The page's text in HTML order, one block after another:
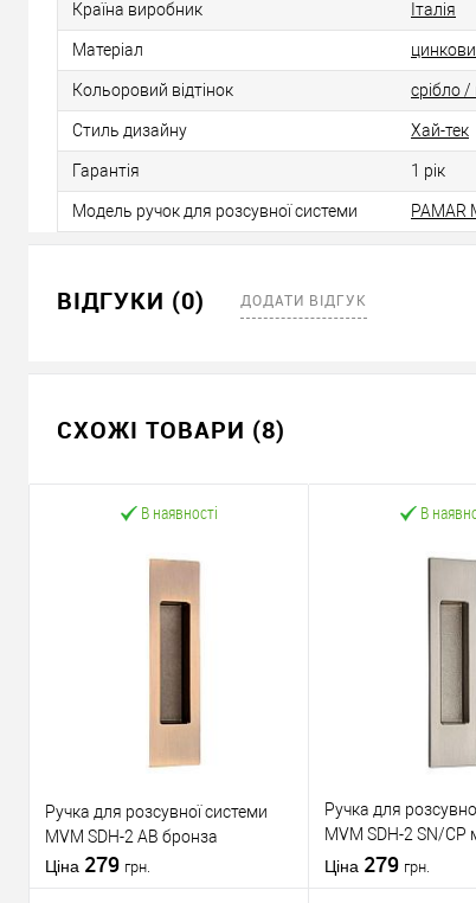
Країна виробник Італія
Матеріал
Кольоровий відтінок срібло /
Стиль дизайну Хай-тек
Гарантія 1 рік
Модель ручок для розсувної системи PAMAR
ВІДГУКИ (0) ДОДАТИ ВІДГУК
СХОЖІ ТОВАРИ (8)
В наявності
Ручка для розсувної системи
MVM SDH-2 AB бронза
Ціна 279 грн.
В
Ручка для
MVM SDH-2 SN/CP
нікель/
Ціна 279 грн.